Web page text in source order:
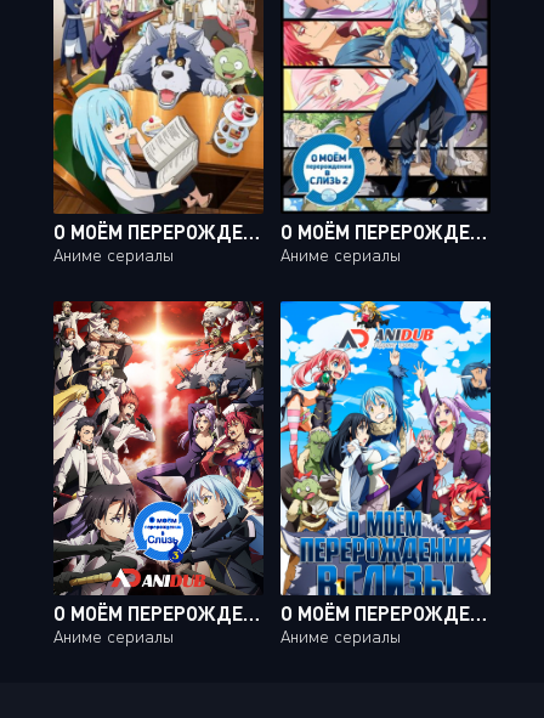
О МОЁМ ПЕРЕРОЖДЕНИИ В СЛИЗЬ. ДНЕВНИК СЛИЗИ / TENSURA NIKKI: TENSEI SHITARA SLIME DATTA KEN [12 ИЗ 12]
Аниме сериалы
О МОЁМ ПЕРЕРОЖДЕНИИ В СЛИЗЬ 2 / TENSEI SHITARA SLIME DATTA KEN [24 ИЗ 24]
Аниме сериалы
О МОЁМ ПЕРЕРОЖДЕНИИ В СЛИЗЬ ТВ-3 / TENSEI SHITARA SLIME DATTA KEN TV-3 [24 ИЗ 24]
Аниме сериалы
О МОЁМ ПЕРЕРОЖДЕНИИ В СЛИЗЬ ТВ-1 / TENSEI SHITARA SLIME DATTA KEN TV-1 [24 ИЗ 24]
Аниме сериалы